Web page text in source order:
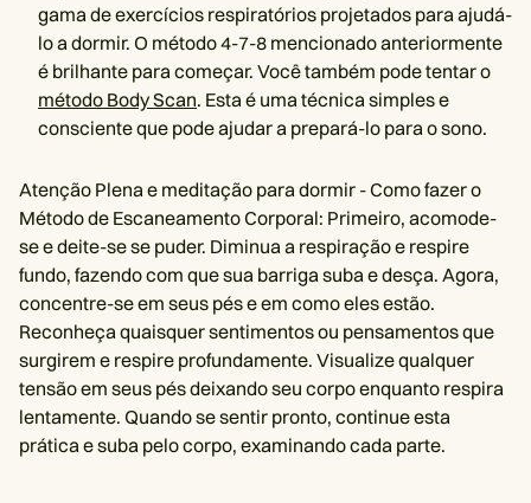
gama de exercícios respiratórios projetados para ajudá-
lo a dormir. O método 4-7-8 mencionado anteriormente
é brilhante para começar. Você também pode tentar o
método Body Scan. Esta é uma técnica simples e
consciente que pode ajudar a prepará-lo para o sono.
Atenção Plena e meditação para dormir - Como fazer o
Método de Escaneamento Corporal: Primeiro, acomode-
se e deite-se se puder. Diminua a respiração e respire
fundo, fazendo com que sua barriga suba e desça. Agora,
concentre-se em seus pés e em como eles estão.
Reconheça quaisquer sentimentos ou pensamentos que
surgirem e respire profundamente. Visualize qualquer
tensão em seus pés deixando seu corpo enquanto respira
lentamente. Quando se sentir pronto, continue esta
prática e suba pelo corpo, examinando cada parte.